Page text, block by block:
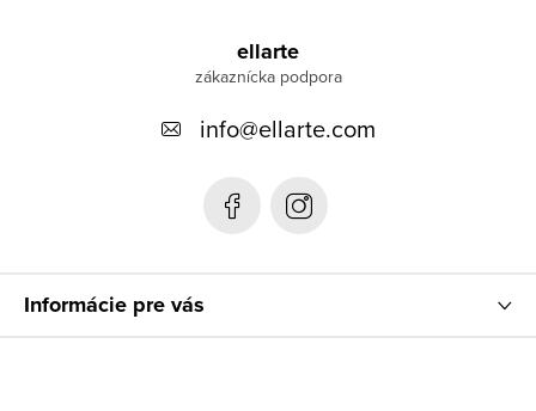
ellarte
info@ellarte.com
Informácie pre vás